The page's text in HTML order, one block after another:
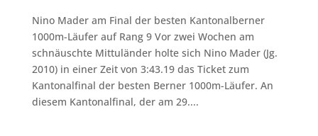
Nino Mader am Final der besten Kantonalberner
1000m-Läufer auf Rang 9 Vor zwei Wochen am
schnäuschte Mittuländer holte sich Nino Mader (Jg.
2010) in einer Zeit von 3:43.19 das Ticket zum
Kantonalfinal der besten Berner 1000m-Läufer. An
diesem Kantonalfinal, der am 29....